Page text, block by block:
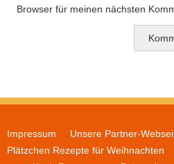
Browser für meinen nächsten
Impressum Unsere Partner-
Plätzchen Rezepte für Weihnachten